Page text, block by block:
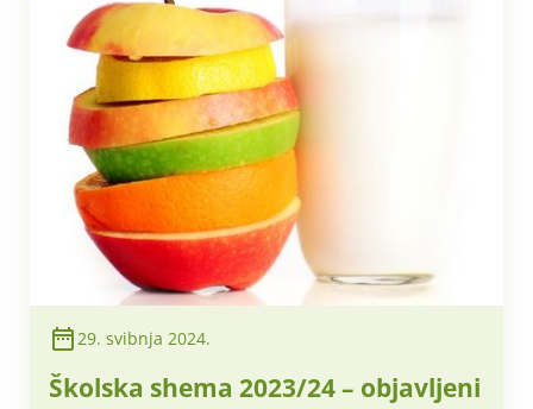
29. svibnja 2024.
Školska shema 2023/24 – objavljeni